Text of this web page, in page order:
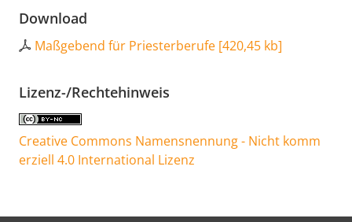
Download
Maßgebend für Priesterberufe [420,45 kb]
Lizenz-/Rechtehinweis
Creative Commons Namensnennung - Nicht komm
erziell 4.0 International Lizenz